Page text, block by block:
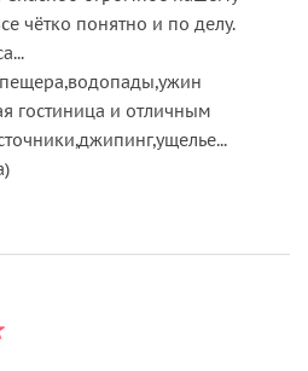
чётко понятно и по делу.
гостиница и отличным